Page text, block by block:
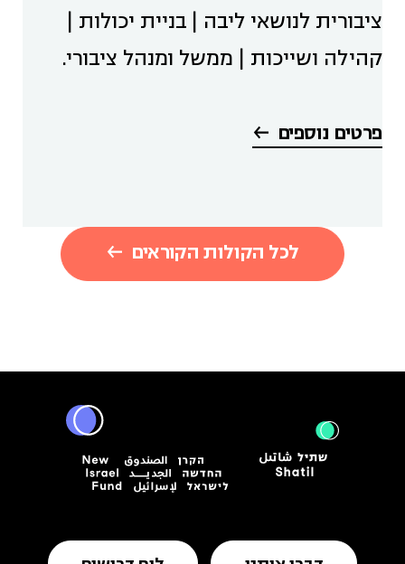
ציבורית לנושאי ליבה | בניית יכולות |
קהילה ושייכות | ממשל ומנהל ציבורי.
פרטים נוספים
לכל הקולות הקוראים